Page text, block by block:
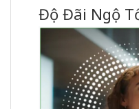
Độ Đãi Ngộ